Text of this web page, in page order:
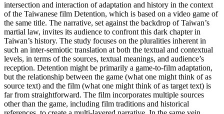
intersection and interaction of adaptation and history in the context
of the Taiwanese film Detention, which is based on a video game of
the same title. The narrative, set against the backdrop of Taiwan’s
martial law, invites its audience to confront this dark chapter in
Taiwan’s history. The study focuses on the pluralities inherent in
such an inter-semiotic translation at both the textual and contextual
levels, in terms of the sources, textual meanings, and audience’s
reception. Detention might be primarily a game-to-film adaptation,
but the relationship between the game (what one might think of as
source text) and the film (what one might think of as target text) is
far from straightforward. The film incorporates multiple sources
other than the game, including film traditions and historical